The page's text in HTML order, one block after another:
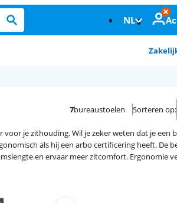
NL
7bureaustoelen Sorteren op:
je zithouding. Wil je zeker weten dat je een
als hij een arbo certificering heeft. De
en ervaar meer zitcomfort. Ergonomie